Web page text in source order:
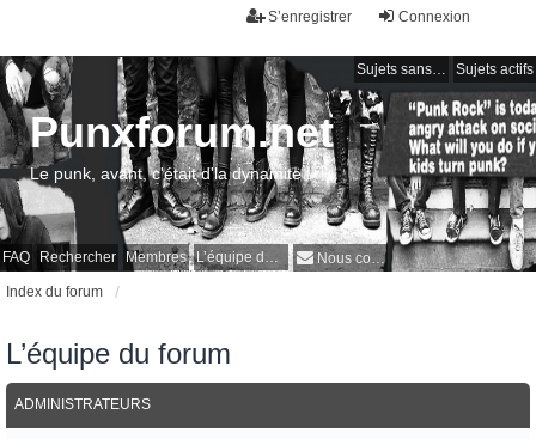
Connexion
S’enregistrer
Sujets sans réponse Sujets actifs
FAQ Rechercher Membres L’équipe du forum Nous contacter
Punxforum.net
Le punk, avant, c'était d'la dynamite !
Index du forum
L’équipe du forum
ADMINISTRATEURS